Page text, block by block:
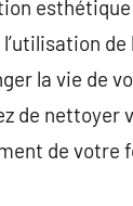
esthétique
de
la vie de
de nettoyer
de votre